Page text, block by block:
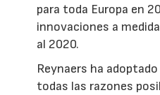
para toda Europa en
innovaciones a
al 2020.
Reynaers ha
todas las razones